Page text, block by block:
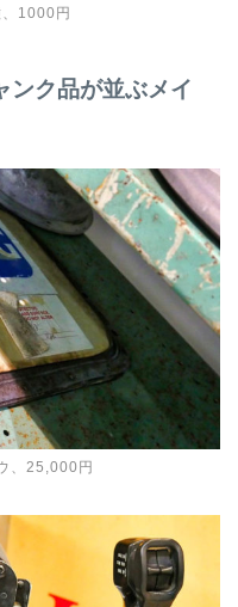
1000円
ンク品が並ぶメイ
、25,000円